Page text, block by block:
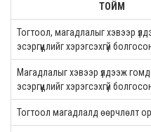
ТОЙМ
Тогтоол, магадлалыг хэвээр
эсэргүүцлийг хэрэгсэхгүй
Магадлалыг хэвээр үлдээж
эсэргүүцлийг хэрэгсэхгүй
Тогтоол магадлалд өөрчлөлт